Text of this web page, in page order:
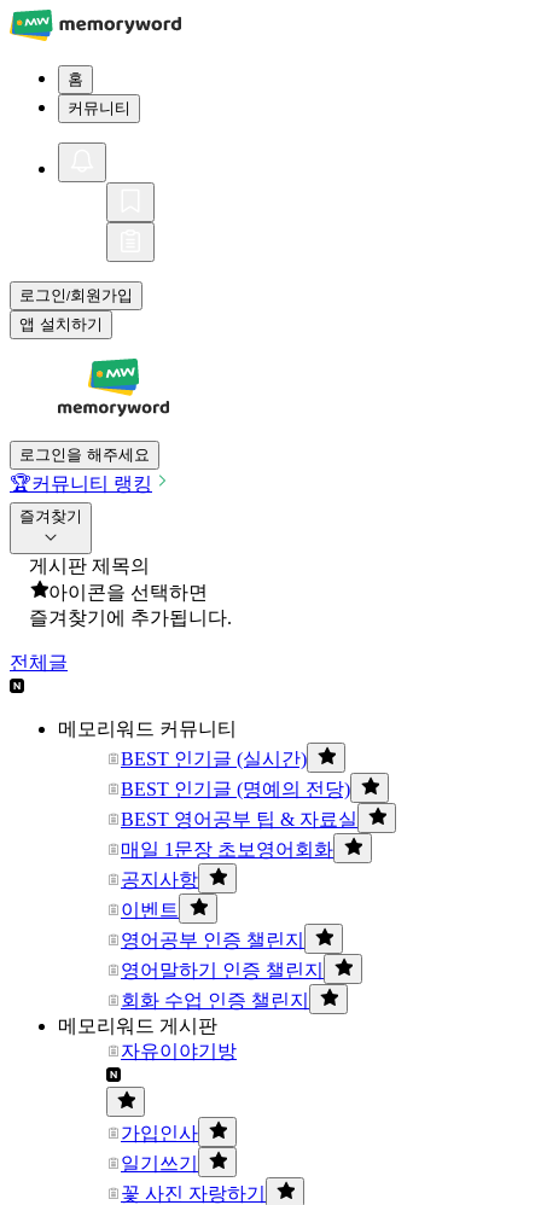
홈
커뮤니티
로그인/회원가입
앱 설치하기
로그인을 해주세요
🏆커뮤니티 랭킹
즐겨찾기
게시판 제목의
아이콘을 선택하면
즐겨찾기에 추가됩니다.
전체글
메모리워드 커뮤니티
BEST 인기글 (실시간)
BEST 인기글 (명예의 전당)
BEST 영어공부 팁 & 자료실
매일 1문장 초보영어회화
공지사항
이벤트
영어공부 인증 챌린지
영어말하기 인증 챌린지
회화 수업 인증 챌린지
메모리워드 게시판
자유이야기방
가입인사
일기쓰기
꽃 사진 자랑하기